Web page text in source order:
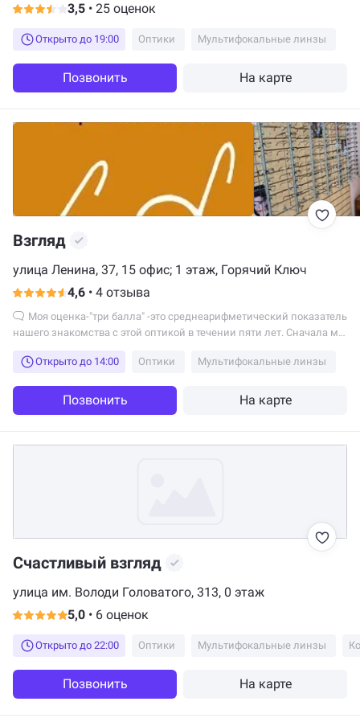
3,5 • 25 оценок
Открыто до 19:00 Оптики Мультифокальные линзы
Позвонить На карте
Взгляд
улица Ленина, 37, 15 офис; 1 этаж, Горячий Ключ
4,6 • 4 отзыва
нашего знакомства с этой оптикой в течении пяти лет. Сначала мы
без нас можно обойтись. Но, знаете два месяца, ждать очки и
первоначальнозаявленной, как-то, не очень понравилось.
Открыто до 14:00 Оптики Мультифокальные линзы
Позвонить На карте
Счастливый взгляд
улица им. Володи Головатого, 313, 0 этаж
5,0 • 6 оценок
Открыто до 22:00 Оптики Мультифокальные линзы
Позвонить На карте